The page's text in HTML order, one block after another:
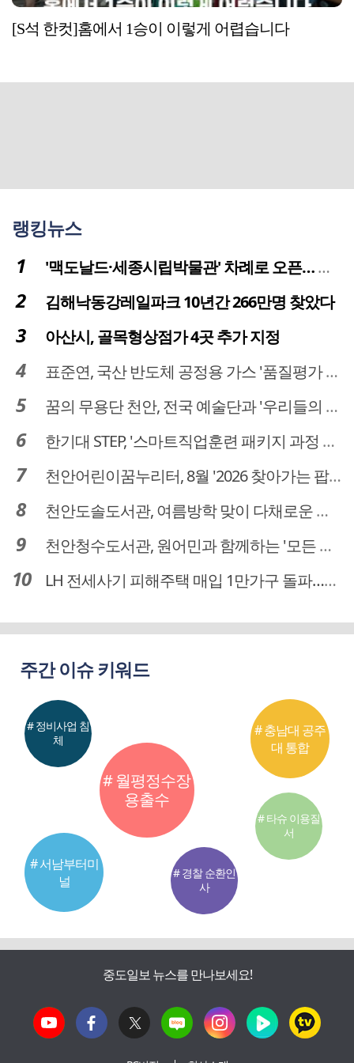
[S석 한컷]홈에서 1승이 이렇게 어렵습니다
랭킹뉴스
'맥도날드·세종시립박물관' 차례로 오픈… 고운동 정주여건 좋아진다
김해낙동강레일파크 10년간 266만명 찾았다
아산시, 골목형상점가 4곳 추가 지정
표준연, 국산 반도체 공정용 가스 '품질평가 체계' 구축
꿈의 무용단 천안, 전국 예술단과 '우리들의 하모니' 선보여
한기대 STEP, '스마트직업훈련 패키지 과정 3기' 모집
천안어린이꿈누리터, 8월 '2026 찾아가는 팝업놀이터' 운영
천안도솔도서관, 여름방학 맞이 다채로운 독서문화 프로그램 운영
천안청수도서관, 원어민과 함께하는 '모든 영어 모든 독서' 운영
LH 전세사기 피해주택 매입 1만가구 돌파…피해 인정도 4만건 넘어
주간 이슈 키워드
# 월평정수장
용출수
# 서남부터미
널
# 충남대 공주
대 통합
# 정비사업 침
체
# 경찰 순환인
사
# 타슈 이용질
서
중도일보 뉴스를 만나보세요!